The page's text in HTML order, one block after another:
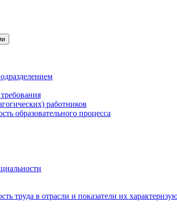
работников
образовательного процесса
труда в отрасли и показатели их